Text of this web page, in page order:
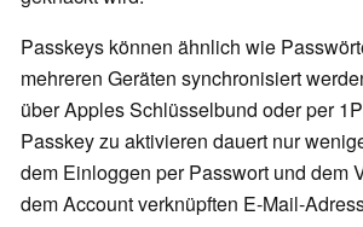
Passkeys können ähnlich wie
mehreren Geräten synchronisiert
über Apples Schlüsselbund oder per
Passkey zu aktivieren dauert nur
dem Einloggen per Passwort und dem
dem Account verknüpften E-Mail-